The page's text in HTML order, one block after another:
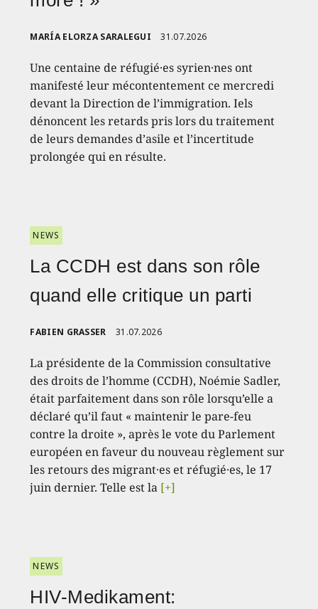
MARÍA ELORZA SARALEGUI 31.07.2026
Une centaine de réfugié·es syrien·nes ont
manifesté leur mécontentement ce mercredi
devant la Direction de l’immigration. Iels
dénoncent les retards pris lors du traitement
de leurs demandes d’asile et l’incertitude
prolongée qui en résulte.
NEWS
La CCDH est dans son rôle
quand elle critique un parti
FABIEN GRASSER 31.07.2026
La présidente de la Commission consultative
des droits de l’homme (CCDH), Noémie Sadler,
était parfaitement dans son rôle lorsqu’elle a
déclaré qu’il faut « maintenir le pare-feu
contre la droite », après le vote du Parlement
européen en faveur du nouveau règlement sur
les retours des migrant·es et réfugié·es, le 17
juin dernier. Telle est la [+]
NEWS
HIV-Medikament: